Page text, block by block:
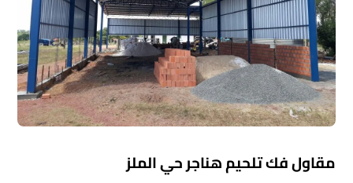
مقاول فك تلحيم هناجر حي الملز